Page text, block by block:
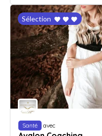
Sélection
Santé avec